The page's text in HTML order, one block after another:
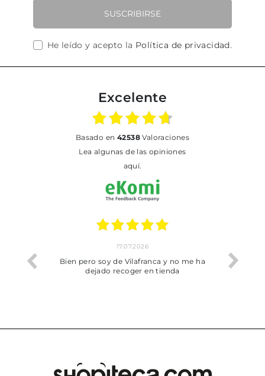
SUSCRIBIRSE
He leído y acepto la Política de privacidad.
Excelente
basado en 42538Valoraciones
Lea algunas de las opiniones
aquí.
trobat
17.07.2026
Bien pero soy de Vilafranca y no me ha
dejado recoger en tienda